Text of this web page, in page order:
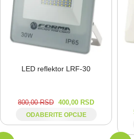
LED reflektor LRF-⁠30
800,00RSD 400,00 RSD
ODABERITE OPCIJE